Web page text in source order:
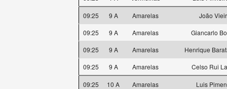
09:25 9 A Amarelas
João
09:25
9 A Amarelas
Giancarlo
09:25
9 A Amarelas
Henrique
09:25
9 A Amarelas Celso Rui
09:25 10 A Amarelas
Luis